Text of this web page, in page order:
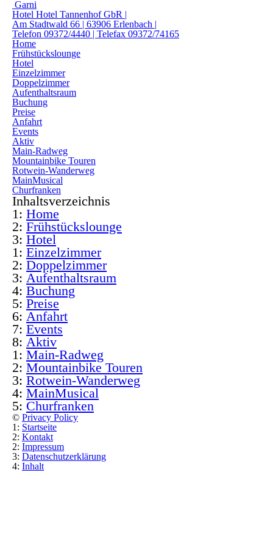
Garni
Hotel Hotel Tannenhof GbR |
Am Stadtwald 66 | 63906 Erlenbach |
Telefon 09372/4440 | Telefax 09372/74165
Home
Frühstückslounge
Hotel
Einzelzimmer
Doppelzimmer
Aufenthaltsraum
Buchung
Preise
Anfahrt
Events
Aktiv
Main-Radweg
Mountainbike Touren
Rotwein-Wanderweg
MainMusical
Churfranken
Inhaltsverzeichnis
1: Home
2: Frühstückslounge
3: Hotel
1: Einzelzimmer
2: Doppelzimmer
3: Aufenthaltsraum
4: Buchung
5: Preise
6: Anfahrt
7: Events
8: Aktiv
1: Main-Radweg
2: Mountainbike Touren
3: Rotwein-Wanderweg
4: MainMusical
5: Churfranken
© Privacy Policy
1: Startseite
2: Kontakt
2: Impressum
3: Datenschutzerklärung
4: Inhalt